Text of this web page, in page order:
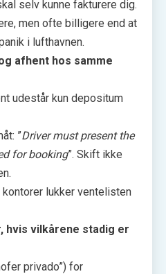
selv kunne fakturere dig.
men ofte billigere end at
i lufthavnen.
afhent hos samme
udestår kun depositum
”Driver must present the
for booking”. Skift ikke
lukker ventelisten
hvis vilkårene stadig er
privado”) for